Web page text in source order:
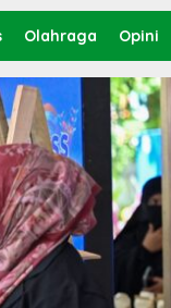
Olahraga Opini